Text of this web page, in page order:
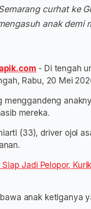
curhat ke
anak demi
- Di tengah
Rabu, 20 Mei
menggandeng
mereka.
(33), driver ojol
Jadi Pelopor,
anak ketiganya